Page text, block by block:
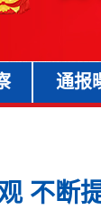
通报
不断